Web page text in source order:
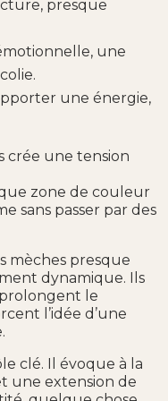
presque
une
une énergie,
crée une tension
zone de couleur
sans passer par des
mèches presque
dynamique. Ils
prolongent le
l’idée d’une
clé. Il évoque à la
une extension de